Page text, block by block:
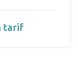
tarif